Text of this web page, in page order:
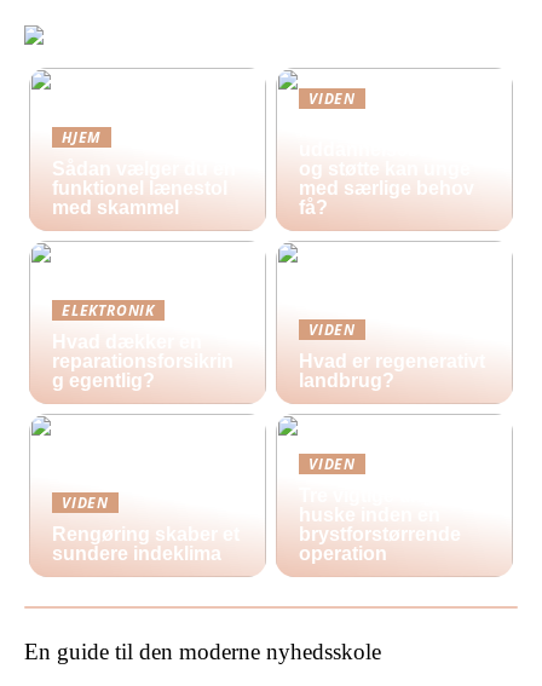
HJEM
Sådan vælger du en
funktionel lænestol
med skammel
VIDEN
og støtte kan unge
med særlige behov
få?
ELEKTRONIK
Hvad dækker en
reparationsforsikrin
g egentlig?
VIDEN
Hvad er regenerativt
landbrug?
VIDEN
Rengøring skaber et
sundere indeklima
VIDEN
huske inden en
brystforstørrende
operation
En guide til den moderne nyhedsskole